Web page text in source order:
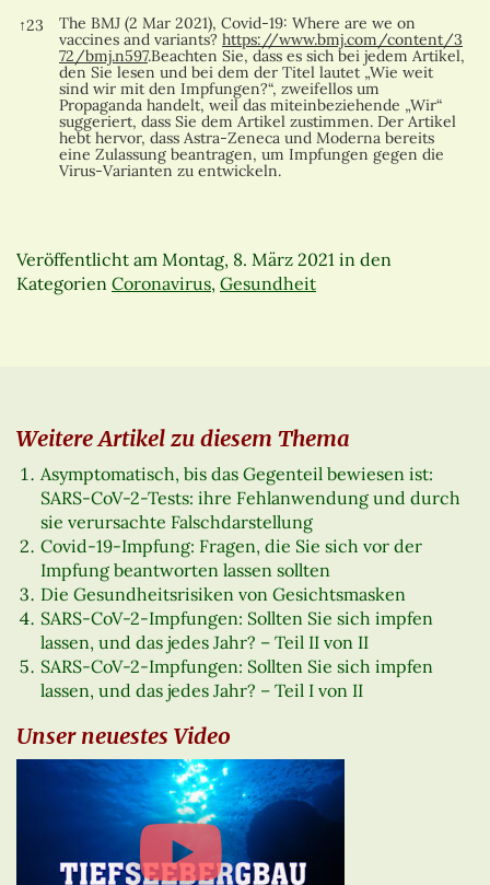
↑23
The BMJ (2 Mar 2021), Covid-19: Where are we on
vaccines and variants? https://www.bmj.com/content/3
72/bmj.n597.Beachten Sie, dass es sich bei jedem Artikel,
den Sie lesen und bei dem der Titel lautet „Wie weit
sind wir mit den Impfungen?“, zweifellos um
Propaganda handelt, weil das miteinbeziehende „Wir“
suggeriert, dass Sie dem Artikel zustimmen. Der Artikel
hebt hervor, dass Astra-Zeneca und Moderna bereits
eine Zulassung beantragen, um Impfungen gegen die
Virus-Varianten zu entwickeln.
Veröffentlicht am Montag, 8. März 2021 in den
Kategorien Coronavirus, Gesundheit
Weitere Artikel zu diesem Thema
Asymptomatisch, bis das Gegenteil bewiesen ist:
SARS-CoV-2-Tests: ihre Fehlanwendung und durch
sie verursachte Falschdarstellung
Covid-19-Impfung: Fragen, die Sie sich vor der
Impfung beantworten lassen sollten
Die Gesundheitsrisiken von Gesichtsmasken
SARS-CoV-2-Impfungen: Sollten Sie sich impfen
lassen, und das jedes Jahr? – Teil II von II
SARS-CoV-2-Impfungen: Sollten Sie sich impfen
lassen, und das jedes Jahr? – Teil I von II
Unser neuestes Video